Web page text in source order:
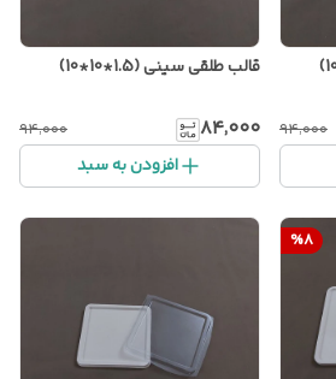
۹۴٬۰۰۰
قالب طلقی سینی (1.5*10*10)
۸۴٬۰۰۰ ۹۴٬۰۰۰
افزودن به سبد
%8